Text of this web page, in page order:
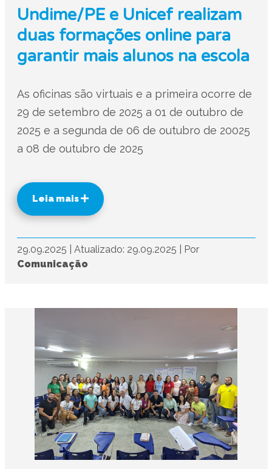
Undime/PE e Unicef realizam
duas formações online para
garantir mais alunos na escola
As oficinas são virtuais e a primeira ocorre de
29 de setembro de 2025 a 01 de outubro de
2025 e a segunda de 06 de outubro de 20025
a 08 de outubro de 2025
Leia mais
29.09.2025 Atualizado: 29.09.2025
Por
Comunicação